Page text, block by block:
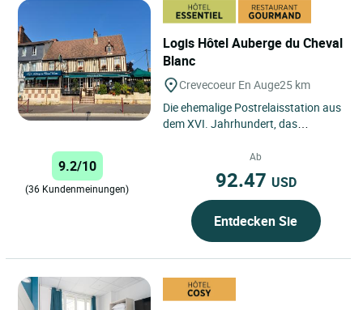
Logis Hôtel Auberge du Cheval
Blanc
Crevecoeur En Auge25 km
Die ehemalige Postrelaisstation aus
dem XVI. Jahrhundert, das
Sie in nur knapp einer...
9.2/10
(36 Kundenmeinungen)
Ab
92.47 USD
Entdecken Sie